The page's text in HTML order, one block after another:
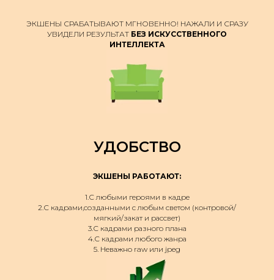
ЭКШЕНЫ СРАБАТЫВАЮТ МГНОВЕННО! НАЖАЛИ И СРАЗУ
УВИДЕЛИ РЕЗУЛЬТАТ БЕЗ ИСКУССТВЕННОГО
ИНТЕЛЛЕКТА
УДОБСТВО
ЭКШЕНЫ РАБОТАЮТ:
1.С любыми героями в кадре
2.С кадрами,созданными с любым светом (контровой/
мягкий/закат и рассвет)
3.С кадрами разного плана
4.С кадрами любого жанра
5. Неважно raw или jpeg